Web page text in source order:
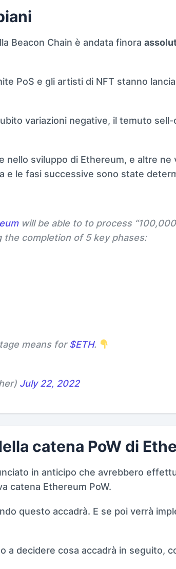
Beacon Chain è andata finora
PoS e gli artisti di NFT stanno
variazioni negative, il temuto
nello sviluppo di Ethereum, e altre ne
e le fasi successive sono state
will be able to to process “100,000
the completion of 5 key phases:
means for$ETH.
July 22, 2022
catena PoW di
in anticipo che avrebbero
catena Ethereum PoW.
questo accadrà. E se poi verrà
a decidere cosa accadrà in seguito,